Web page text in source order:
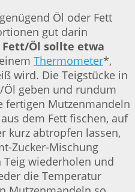
Öl oder Fett
gut darin
Fett/Öl sollte etwa
Thermometer*,
wird. Die Teigstücke in
geben und rundum
fertigen Mutzenmandeln
dem Fett fischen, auf
kurz abtropfen lassen,
Zucker-Mischung
wiederholen und
die Temperatur